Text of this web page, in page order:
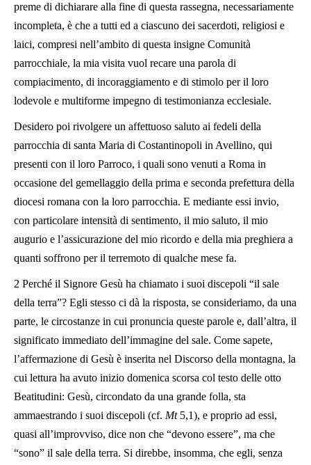
preme di dichiarare alla fine di questa rassegna, necessariamente
incompleta, è che a tutti ed a ciascuno dei sacerdoti, religiosi e
laici, compresi nell’ambito di questa insigne Comunità
parrocchiale, la mia visita vuol recare una parola di
compiacimento, di incoraggiamento e di stimolo per il loro
lodevole e multiforme impegno di testimonianza ecclesiale.
Desidero poi rivolgere un affettuoso saluto ai fedeli della
parrocchia di santa Maria di Costantinopoli in Avellino, qui
presenti con il loro Parroco, i quali sono venuti a Roma in
occasione del gemellaggio della prima e seconda prefettura della
diocesi romana con la loro parrocchia. E mediante essi invio,
con particolare intensità di sentimento, il mio saluto, il mio
augurio e l’assicurazione del mio ricordo e della mia preghiera a
quanti soffrono per il terremoto di qualche mese fa.
2 Perché il Signore Gesù ha chiamato i suoi discepoli “il sale
della terra”? Egli stesso ci dà la risposta, se consideriamo, da una
parte, le circostanze in cui pronuncia queste parole e, dall’altra, il
significato immediato dell’immagine del sale. Come sapete,
l’affermazione di Gesù è inserita nel Discorso della montagna, la
cui lettura ha avuto inizio domenica scorsa col testo delle otto
Beatitudini: Gesù, circondato da una grande folla, sta
ammaestrando i suoi discepoli (cf. Mt5,1), e proprio ad essi,
quasi all’improvviso, dice non che “devono essere”, ma che
“sono” il sale della terra. Si direbbe, insomma, che egli, senza